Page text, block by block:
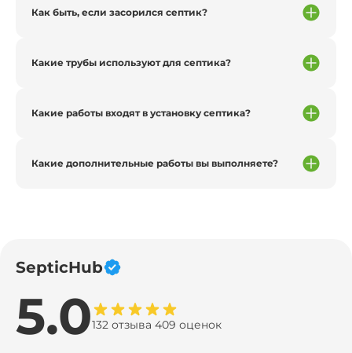
Как быть, если засорился септик?
Какие трубы используют для септика?
Какие работы входят в установку септика?
Какие дополнительные работы вы выполняете?
SepticHub
5.0132 отзыва 409 оценок